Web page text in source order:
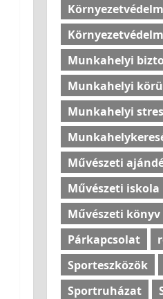
Munkahelyi
Munkahelyi
Munkahelyi
Művészeti
Művészeti iskola
Művészeti könyv
Párkapcsolat
Sporteszközök
Sportruházat